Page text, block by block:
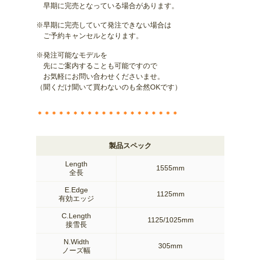
早期に完売となっている場合があります。
※早期に完売していて発注できない場合は
ご予約キャンセルとなります。
※発注可能なモデルを
先にご案内することも可能ですので
お気軽にお問い合わせくださいませ。
（聞くだけ聞いて買わないのも全然OKです）
＊＊＊＊＊＊＊＊＊＊＊＊＊＊＊＊＊＊＊＊
製品スペック
Length
全長
1555mm
E.Edge
有効エッジ
1125mm
C.Length
接雪長
1125/1025mm
N.Width
ノーズ幅
305mm